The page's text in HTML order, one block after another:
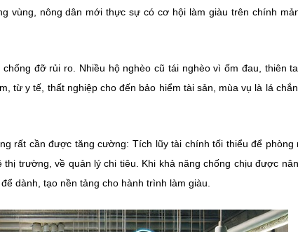
vùng, nông dân mới thực sự có cơ hội làm giàu trên chính
đỡ rủi ro. Nhiều hộ nghèo cũ tái nghèo vì ốm đau, thiên
từ y tế, thất nghiệp cho đến bảo hiểm tài sản, mùa vụ là lá
rất cần được tăng cường: Tích lũy tài chính tối thiểu để phòng
trường, về quản lý chi tiêu. Khi khả năng chống chịu được
dành, tạo nền tảng cho hành trình làm giàu.